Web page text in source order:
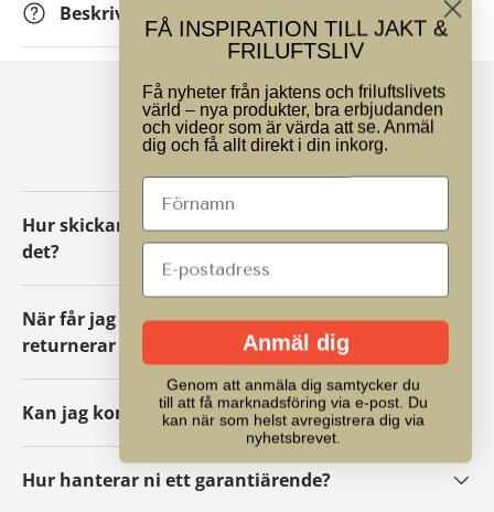
Beskrivning
VANLIGA FRÅGOR
Hur skickar jag tillbaka ett paket eller byter
det?
När får jag mina pengar tillbaka om jag
returnerar ett paket?
Kan jag kontakta er?
Hur hanterar ni ett garantiärende?
FÅ INSPIRATION TILL JAKT &
FRILUFTSLIV
Få nyheter från jaktens och friluftslivets
värld – nya produkter, bra erbjudanden
och videor som är värda att se. Anmäl
dig och få allt direkt i din inkorg.
Anmäl dig
Genom att anmäla dig samtycker du
till att få marknadsföring via e-post. Du
kan när som helst avregistrera dig via
nyhetsbrevet.